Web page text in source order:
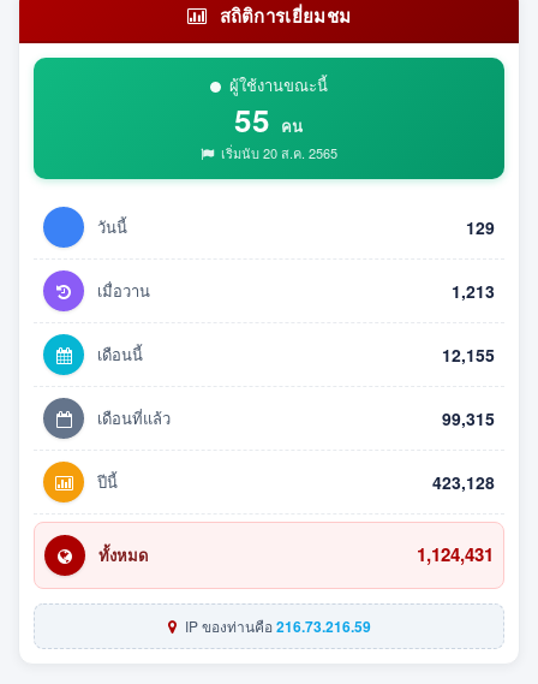
สถิติการเยี่ยมชม
ผู้ใช้งานขณะนี้
55 คน
เริ่มนับ 20 ส.ค. 2565
วันนี้ 129
เมื่อวาน 1,213
เดือนนี้ 12,155
เดือนที่แล้ว 99,315
ปีนี้ 423,128
ทั้งหมด 1,124,431
IP ของท่านคือ216.73.216.59